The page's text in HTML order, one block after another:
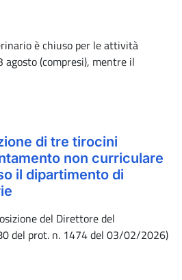
è chiuso per le attività
(compresi), mentre il
di tre tirocini
non curriculare
il dipartimento di
del Direttore del
del prot. n. 1474 del 03/02/2026)